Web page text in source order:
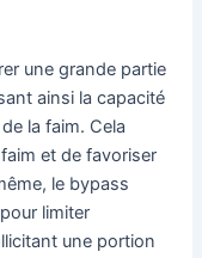
une grande partie
ainsi la capacité
la faim. Cela
et de favoriser
le bypass
limiter
une portion